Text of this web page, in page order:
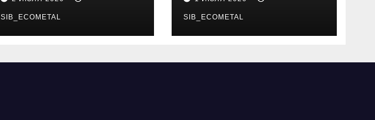
онлайн-курсы
SIB_ECOMETAL SIB_ECOMETAL